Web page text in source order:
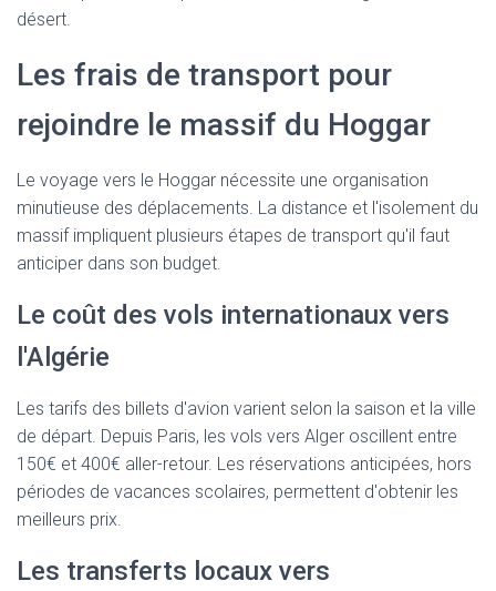
désert.
Les frais de transport pour
rejoindre le massif du Hoggar
Le voyage vers le Hoggar nécessite une organisation
minutieuse des déplacements. La distance et l'isolement du
massif impliquent plusieurs étapes de transport qu'il faut
anticiper dans son budget.
Le coût des vols internationaux vers
l'Algérie
Les tarifs des billets d'avion varient selon la saison et la ville
de départ. Depuis Paris, les vols vers Alger oscillent entre
150€ et 400€ aller-retour. Les réservations anticipées, hors
périodes de vacances scolaires, permettent d'obtenir les
meilleurs prix.
Les transferts locaux vers